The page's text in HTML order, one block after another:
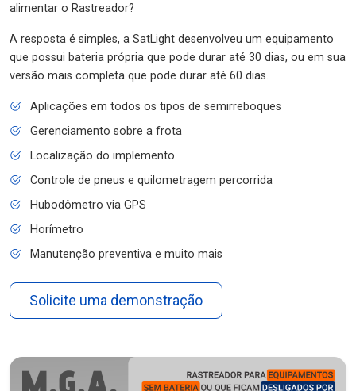
alimentar o Rastreador?
A resposta é simples, a SatLight desenvolveu um equipamento
que possui bateria própria que pode durar até 30 dias, ou em sua
versão mais completa que pode durar até 60 dias.
Aplicações em todos os tipos de semirreboques
Gerenciamento sobre a frota
Localização do implemento
Controle de pneus e quilometragem percorrida
Hubodômetro via GPS
Horímetro
Manutenção preventiva e muito mais
Solicite uma demonstração